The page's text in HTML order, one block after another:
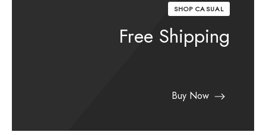
SHOP CASUAL
Free Shipping
Buy Now